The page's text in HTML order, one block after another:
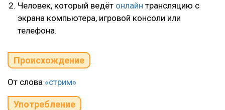
Человек, который ведёт онлайн трансляцию с
экрана компьютера, игровой консоли или
телефона.
Происхождение
От слова «стрим»
Употребление